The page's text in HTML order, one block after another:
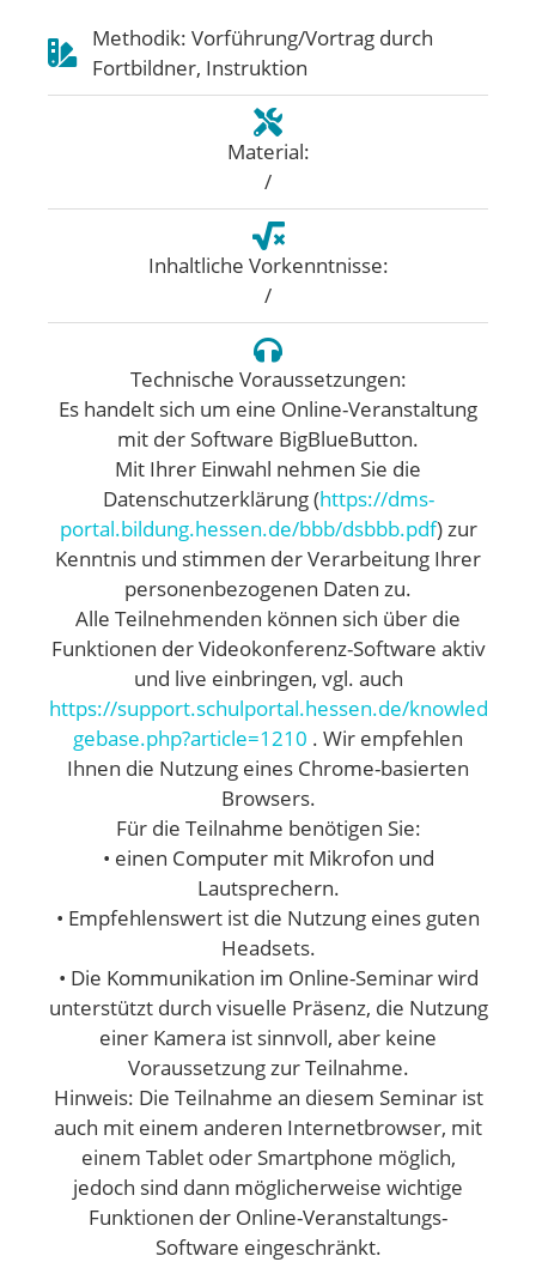
Methodik: Vorführung/Vortrag durch
Fortbildner, Instruktion
Material:
/
Inhaltliche Vorkenntnisse:
/
Technische Voraussetzungen:
Es handelt sich um eine Online-Veranstaltung
mit der Software BigBlueButton.
Mit Ihrer Einwahl nehmen Sie die
Datenschutzerklärung (https://dms-
portal.bildung.hessen.de/bbb/dsbbb.pdf) zur
Kenntnis und stimmen der Verarbeitung Ihrer
personenbezogenen Daten zu.
Alle Teilnehmenden können sich über die
Funktionen der Videokonferenz-Software aktiv
und live einbringen, vgl. auch
https://support.schulportal.hessen.de/knowled
gebase.php?article=1210 . Wir empfehlen
Ihnen die Nutzung eines Chrome-basierten
Browsers.
Für die Teilnahme benötigen Sie:
• einen Computer mit Mikrofon und
Lautsprechern.
• Empfehlenswert ist die Nutzung eines guten
Headsets.
• Die Kommunikation im Online-Seminar wird
unterstützt durch visuelle Präsenz, die Nutzung
einer Kamera ist sinnvoll, aber keine
Voraussetzung zur Teilnahme.
Hinweis: Die Teilnahme an diesem Seminar ist
auch mit einem anderen Internetbrowser, mit
einem Tablet oder Smartphone möglich,
jedoch sind dann möglicherweise wichtige
Funktionen der Online-Veranstaltungs-
Software eingeschränkt.